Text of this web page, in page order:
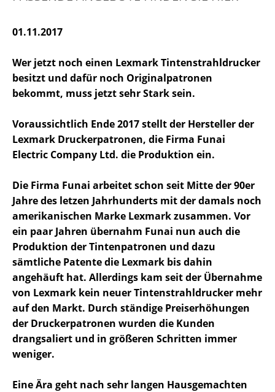
01.11.2017
Wer jetzt noch einen Lexmark Tintenstrahldrucker
besitzt und dafür noch Originalpatronen
bekommt, muss jetzt sehr Stark sein.
Voraussichtlich Ende 2017 stellt der Hersteller der
Lexmark Druckerpatronen, die Firma Funai
Electric Company Ltd. die Produktion ein.
Die Firma Funai arbeitet schon seit Mitte der 90er
Jahre des letzen Jahrhunderts mit der damals noch
amerikanischen Marke Lexmark zusammen. Vor
ein paar Jahren übernahm Funai nun auch die
Produktion der Tintenpatronen und dazu
sämtliche Patente die Lexmark bis dahin
angehäuft hat. Allerdings kam seit der Übernahme
von Lexmark kein neuer Tintenstrahldrucker mehr
auf den Markt. Durch ständige Preiserhöhungen
der Druckerpatronen wurden die Kunden
drangsaliert und in größeren Schritten immer
weniger.
Eine Ära geht nach sehr langen Hausgemachten